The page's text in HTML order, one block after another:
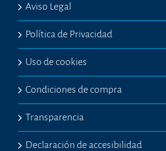
Aviso Legal
Política de Privacidad
Uso de cookies
Condiciones de compra
Transparencia
Declaración de accesibilidad